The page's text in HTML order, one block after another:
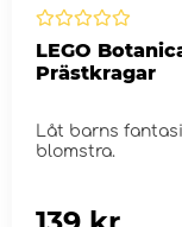
LEGO
Prästkragar
Låt barns fantasi
blomstra.